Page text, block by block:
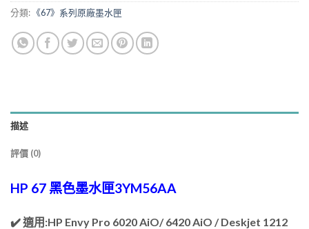
分類: 《67》系列原廠墨水匣
描述
評價 (0)
HP 67 黑色墨水匣3YM56AA
✔️適用:HP Envy Pro 6020 AiO/ 6420 AiO / Deskjet 1212